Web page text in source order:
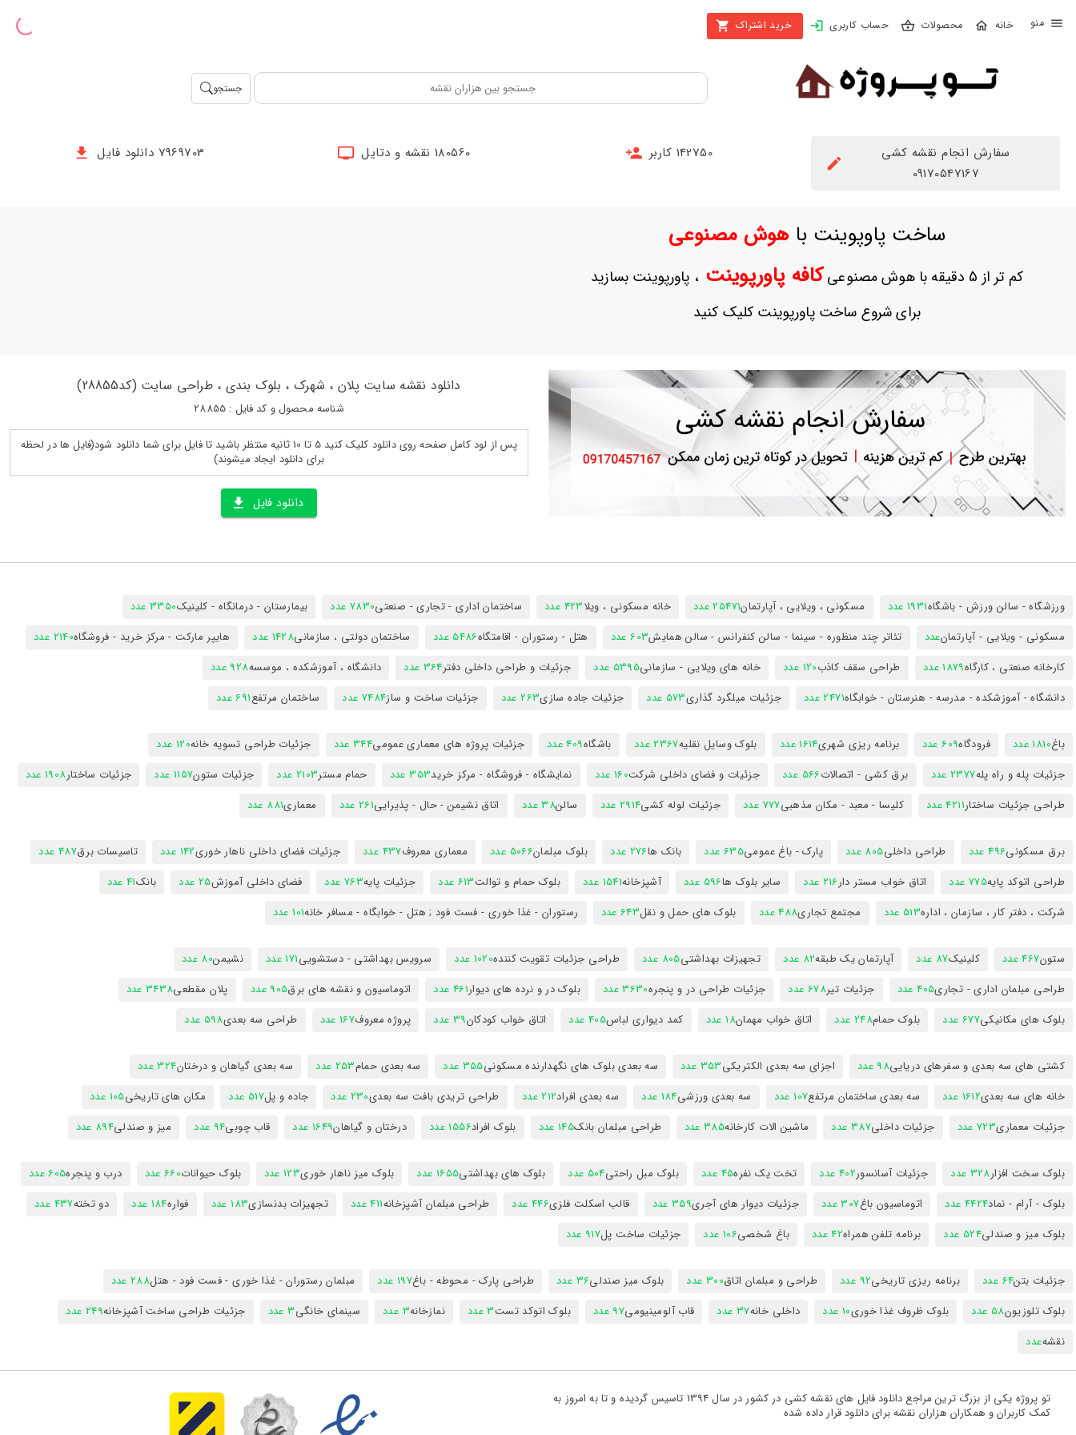
محصولات حساب کاربری خرید اشتراک
بستن
محصولات
نام
بازیابی
رمز
جستجو
سفارش انجام نقشه کشی
09170547167
142750 کاربر 180560 نقشه و دتایل 7969703 دانلود فایل
ساخت پاوپوینت باهوش مصنوعی
کم تر از 5 دقیقه با هوش مصنوعی کافه پاورپوینت، پاورپوینت بسازید
برای شروع ساخت پاورپوینت کلیک کنید
دانلود نقشه سایت پلان ، شهرک ، بلوک بندی ، طراحی سایت (کد28855)
شناسه محصول و کد فایل : 28855
پس از لود کامل صفحه روی دانلود کلیک کنید 5 تا 10 ثانیه منتظر باشید تا فایل برای شما دانلود شود(فایل ها در لحظه
برای دانلود ایجاد میشوند)
دانلود فایل
ورزشگاه - سالن ورزش - باشگاه1931 عدد مسکونی ، ویلایی ، آپارتمان25471 عدد خانه مسکونی ، ویلا423 عدد ساختمان اداری - تجاری - صنعتی7830 عدد بیمارستان - درمانگاه - کلینیک3350 عدد
مسکونی - ویلایی - آپارتمانعدد تئاتر چند منظوره - سینما - سالن کنفرانس - سالن همایش603 عدد هتل - رستوران - اقامتگاه5486 عدد ساختمان دولتی ، سازمانی1428 عدد هایپر مارکت - مرکز خرید - فروشگاه2140 عدد
کارخانه صنعتی ، کارگاه1879 عدد طراحی سقف کاذب120 عدد خانه های ویلایی - سازمانی5395 عدد جزئیات و طراحی داخلی دفتر364 عدد دانشگاه ، آموزشکده ، موسسه928 عدد
دانشگاه - آموزشکده - مدرسه - هنرستان - خوابگاه2471 عدد جزئیات میلگرد گذاری573 عدد جزئیات جاده سازی263 عدد جزئیات ساخت و ساز7484 عدد ساختمان مرتفع691 عدد
باغ1810 عدد فرودگاه609 عدد برنامه ریزی شهری1614 عدد بلوک وسایل نقلیه2367 عدد باشگاه409 عدد جزئیات پروژه های معماری عمومی344 عدد جزئیات طراحی تسویه خانه120 عدد
جزئیات پله و راه پله2377 عدد برق کشی - اتصالات566 عدد جزئیات و فضای داخلی شرکت160 عدد نمایشگاه - فروشگاه - مرکز خرید353 عدد حمام مستر2103 عدد جزئیات ستون1157 عدد جزئیات ساختار1908 عدد
طراحی جزئیات ساختار4211 عدد کلیسا - معبد - مکان مذهبی777 عدد جزئیات لوله کشی2914 عدد سالن38 عدد اتاق نشیمن - حال - پذیرایی261 عدد معماری881 عدد
برق مسکونی496 عدد طراحی داخلی805 عدد پارک - باغ عمومی635 عدد بانک ها276 عدد بلوک مبلمان5066 عدد معماری معروف437 عدد جزئیات فضای داخلی ناهار خوری142 عدد تاسیسات برق487 عدد
طراحی اتوکد پایه775 عدد اتاق خواب مستر دار216 عدد سایر بلوک ها596 عدد آشپزخانه1541 عدد بلوک حمام و توالت613 عدد جزئیات پایه763 عدد فضای داخلی آموزش25 عدد بانک41 عدد
شرکت ، دفتر کار ، سازمان ، اداره513 عدد مجتمع تجاری488 عدد بلوک های حمل و نقل643 عدد رستوران - غذا خوری - فست فود ; هتل - خوابگاه - مسافر خانه101 عدد
ستون467 عدد کلینیک87 عدد آپارتمان یک طبقه82 عدد تجهیزات بهداشتی805 عدد طراحی جزئیات تقویت کننده1020 عدد سرویس بهداشتی - دستشویی171 عدد نشیمن80 عدد
طراحی مبلمان اداری - تجاری405 عدد جزئیات تیر678 عدد جزئیات طراحی در و پنجره3630 عدد بلوک در و نرده های دیوار461 عدد اتوماسیون و نقشه های برق905 عدد پلان مقطعی3438 عدد
بلوک های مکانیکی677 عدد بلوک حمام248 عدد اتاق خواب مهمان18 عدد کمد دیواری لباس405 عدد اتاق خواب کودکان39 عدد پروژه معروف167 عدد طراحی سه بعدی598 عدد
کشتی های سه بعدی و سفرهای دریایی98 عدد اجزای سه بعدی الکتریکی353 عدد سه بعدی بلوک های نگهدارنده مسکونی355 عدد سه بعدی حمام253 عدد سه بعدی گیاهان و درختان324 عدد
خانه های سه بعدی1612 عدد سه بعدی ساختمان مرتفع107 عدد سه بعدی ورزشی184 عدد سه بعدی افراد212 عدد طراحی تریدی بافت سه بعدی230 عدد جاده و پل517 عدد مکان های تاریخی105 عدد
جزئیات معماری723 عدد جزئیات داخلی387 عدد ماشین الات کارخانه385 عدد طراحی مبلمان بانک145 عدد بلوک افراد1556 عدد درختان و گیاهان1649 عدد قاب چوبی94 عدد میز و صندلی894 عدد
بلوک سخت افزار328 عدد جزئیات آسانسور402 عدد تخت یک نفره45 عدد بلوک مبل راحتی504 عدد بلوک های بهداشتی1655 عدد بلوک میز ناهار خوری123 عدد بلوک حیوانات660 عدد درب و پنجره605 عدد
بلوک - آرام - نماد4424 عدد اتوماسیون باغ307 عدد جزئیات دیوار های آجری359 عدد قالب اسکلت فلزی446 عدد طراحی مبلمان آشپزخانه411 عدد تجهیزات بدنسازی183 عدد فواره184 عدد دو تخته437 عدد
بلوک میز و صندلی524 عدد برنامه تلفن همراه42 عدد باغ شخصی106 عدد جزئیات ساخت پل917 عدد
جزئیات بتن64 عدد برنامه ریزی تاریخی92 عدد طراحی و مبلمان اتاق300 عدد بلوک میز صندلی36 عدد طراحی پارک - محوطه - باغ197 عدد مبلمان رستوران - غذا خوری - فست فود - هتل288 عدد
بلوک تلوزیون58 عدد بلوک ظروف غذا خوری10 عدد داخلی خانه37 عدد قاب آلومینیومی97 عدد بلوک اتوکد تست3 عدد نمازخانه3 عدد سینمای خانگی3 عدد جزئیات طراحی ساخت آشپزخانه249 عدد
نقشهعدد
تو پروژه یکی از بزرگ ترین مراجع دانلود فایل های نقشه کشی در کشور در سال 1394 تاسیس گردیده و تا به امروز به
کمک کاربران و همکاران هزاران نقشه برای دانلود قرار داده شده